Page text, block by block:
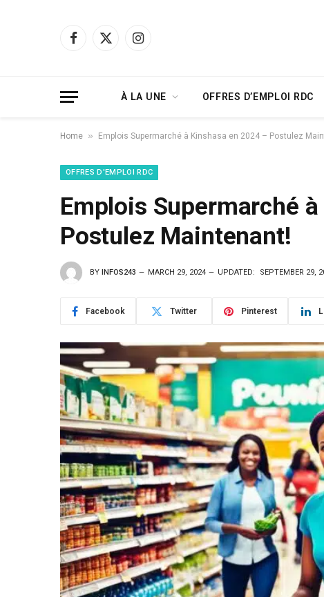
Facebook
X
Instagram
À LA UNE OFFRES D’EMPLOI RDC
Home » Emplois Supermarché à Kinshasa en 2024 – Postulez
OFFRES D'EMPLOI RDC
Emplois Supermarché
Postulez Maintenant!
BY INFOS243 MARCH 29, 2024 UPDATED: SEPTEMBER 29,
Facebook Twitter Pinterest